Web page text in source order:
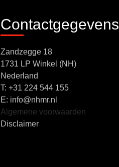
Contactgegevens
Zandzegge 18
1731 LP Winkel (NH)
Nederland
T: +31 224 544 155
E: info@nhmr.nl
Algemene voorwaarden
Disclaimer